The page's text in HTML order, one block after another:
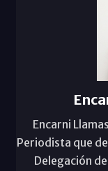
Encarni
Periodista que
Delegación